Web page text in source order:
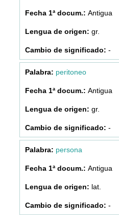
Antigua
gr.
-
peritoneo
Antigua
gr.
-
persona
Antigua
lat.
-